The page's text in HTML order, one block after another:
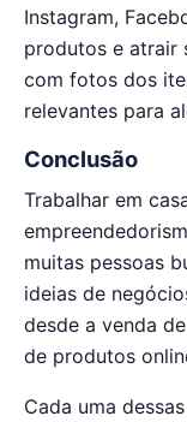
Instagram,
produtos e atrair
com fotos dos
relevantes para
Conclusão
Trabalhar em
muitas pessoas
ideias de
desde a venda
de produtos
Cada uma